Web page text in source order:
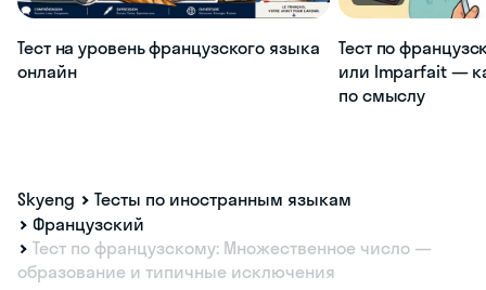
Тест на уровень французского языка
онлайн
Тест по
или Imparfait —
по смыслу
Skyeng
Тесты по иностранным языкам
Французский
Тест по французскому: Множественное число —
образование и типичные исключения